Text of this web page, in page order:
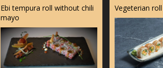
Ebi tempura roll without chili
mayo
Vegeterian roll